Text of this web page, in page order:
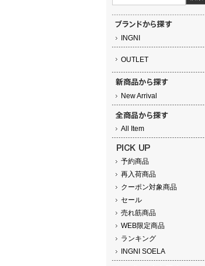
INGNI
OUTLET
New Arrival
All Item
予約商品
再入荷商品
クーポン対象商品
セール
売れ筋商品
WEB限定商品
ランキング
INGNI SOELA